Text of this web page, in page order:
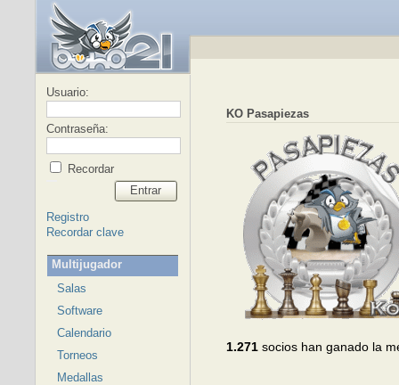
Usuario:
Contraseña:
Recordar
Entrar
Registro
Recordar clave
Multijugador
Salas
Software
Calendario
Torneos
Medallas
KO Pasapiezas
1.271socios han ganado la